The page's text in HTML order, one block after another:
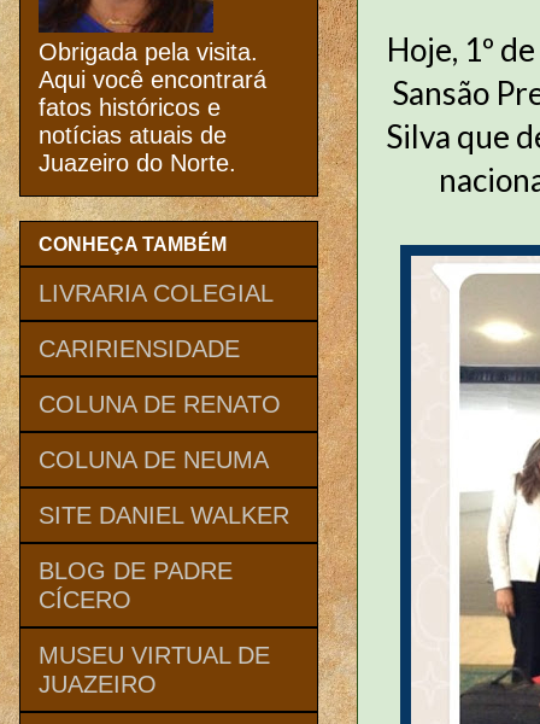
Hoje, 1º
Sansão
Silva que
Obrigada pela visita.
Aqui você encontrará
fatos históricos e
notícias atuais de
Juazeiro do Norte.
CONHEÇA TAMBÉM
LIVRARIA COLEGIAL
CARIRIENSIDADE
COLUNA DE RENATO
COLUNA DE NEUMA
SITE DANIEL WALKER
BLOG DE PADRE
CÍCERO
MUSEU VIRTUAL DE
JUAZEIRO